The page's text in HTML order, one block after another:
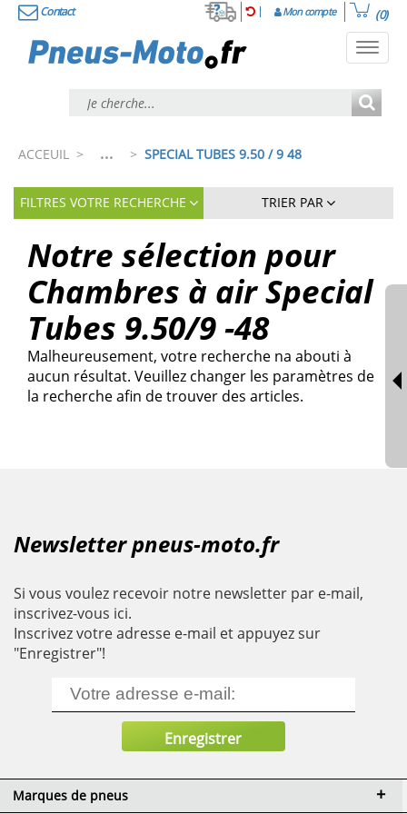
Contact Mon compte (0)
ACCEUIL > ... > SPECIAL TUBES 9.50 / 9 48
FILTRES VOTRE RECHERCHE TRIER PAR
Notre sélection pour
Chambres à air Special
Tubes 9.50/9 -48
Malheureusement, votre recherche na abouti à
aucun résultat. Veuillez changer les paramètres de
la recherche afin de trouver des articles.
Newsletter pneus-moto.fr
Si vous voulez recevoir notre newsletter par e-mail,
inscrivez-vous ici.
Inscrivez votre adresse e-mail et appuyez sur
"Enregistrer"!
Marques de pneus